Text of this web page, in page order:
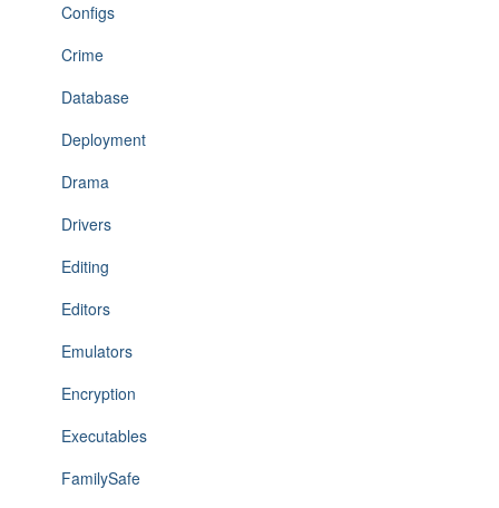
Configs
Crime
Database
Deployment
Drama
Drivers
Editing
Editors
Emulators
Encryption
Executables
FamilySafe